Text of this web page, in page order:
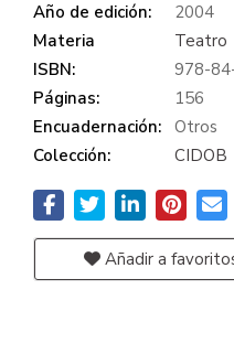
Año de edición:
2004
Materia
Teatro
ISBN:
978-
Páginas:
156
Encuadernación: Otros
Colección:
CIDOB
Añadir a